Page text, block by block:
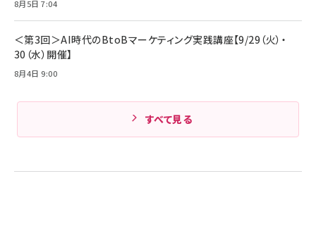
8月5日 7:04
＜第3回＞AI時代のBtoBマーケティング実践講座【9/29（火）・
30（水）開催】
8月4日 9:00
すべて見る